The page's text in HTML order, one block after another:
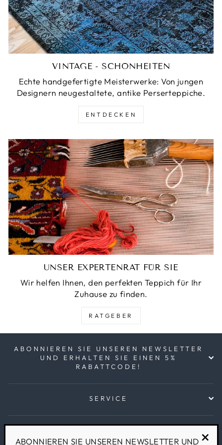
VINTAGE - SCHÖNHEITEN
Echte handgefertigte Meisterwerke: Von jungen
Designern neugestaltete, antike Perserteppiche.
ENTDECKEN
UNSER EXPERTENRAT FÜR SIE
Wir helfen Ihnen, den perfekten Teppich für Ihr
Zuhause zu finden.
RATGEBER
ABONNIEREN SIE UNSEREN NEWSLETTER
UND ERHALTEN SIE EINEN 5%
RABATTCODE!
SERVICE
ABONNIEREN SIE UNSEREN NEWSLETTER UND